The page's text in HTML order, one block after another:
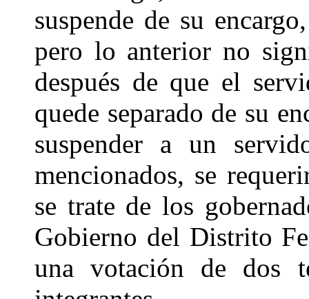
suspende de su
pero lo anterior no
después de que el
quede separado de su
suspender a un
mencionados, se
se trate de los
Gobierno del Distrito
una votación de dos